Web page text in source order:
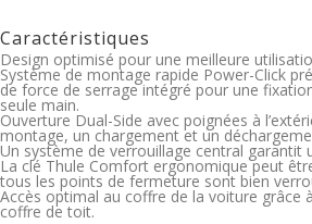
Caractéristiques
Design optimisé pour une meilleure
Système de montage rapide Power-Click
de force de serrage intégré pour une
seule main.
Ouverture Dual-Side avec poignées à
montage, un chargement et un
Un système de verrouillage central garantit
La clé Thule Comfort ergonomique peut
tous les points de fermeture sont bien
Accès optimal au coffre de la voiture grâce
coffre de toit.